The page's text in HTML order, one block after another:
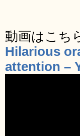
動画はこち
Hilarious
attention –